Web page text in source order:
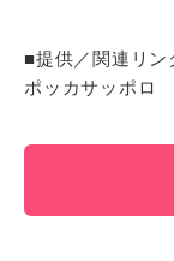
■提供／関連リン
ポッカサッポロ